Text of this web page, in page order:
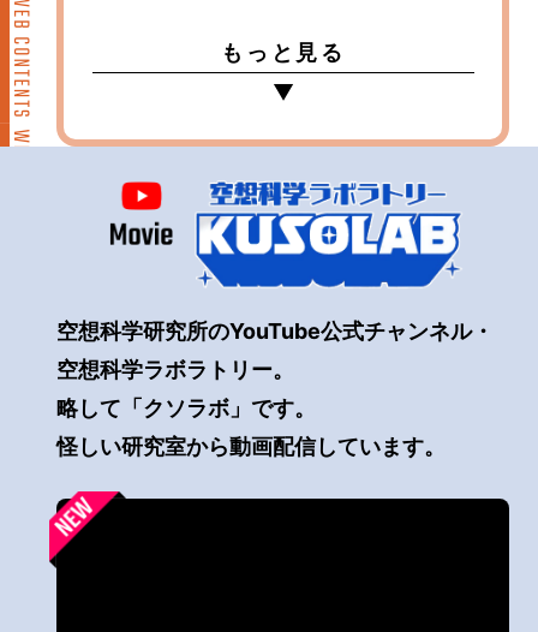
もっと見る
▼
空想科学研究所のYouTube公式チャンネル・
空想科学ラボラトリー。
略して「クソラボ」です。
怪しい研究室から動画配信しています。